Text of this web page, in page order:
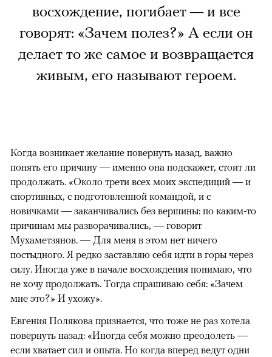
восхождение, погибает — и все
говорят: «Зачем полез?» А если он
делает то же самое и возвращается
живым, его называют героем.
Когда возникает желание повернуть назад, важно
понять его причину — именно она подскажет, стоит ли
продолжать. «Около трети всех моих экспедиций — и
спортивных, с подготовленной командой, и с
новичками — заканчивались без вершины: по каким-то
причинам мы разворачивались, — говорит
Мухаметзянов. — Для меня в этом нет ничего
постыдного. Я редко заставляю себя идти в горы через
силу. Иногда уже в начале восхождения понимаю, что
не хочу продолжать. Тогда спрашиваю себя: «Зачем
мне это?» И ухожу».
Евгения Полякова признается, что тоже не раз хотела
повернуть назад: «Иногда себя можно преодолеть —
если хватает сил и опыта. Но когда вперед ведут одни